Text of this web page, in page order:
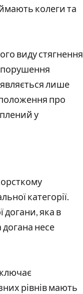
колеги та
виду стягнення
порушення
лише
про
у
категорії.
догани, яка в
несе
рівнів мають